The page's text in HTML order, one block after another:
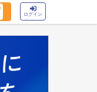
ログイン